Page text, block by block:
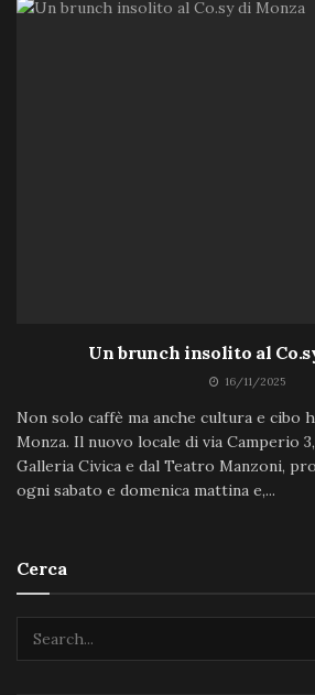
Un brunch insolito al
16/11/2025
Non solo caffè ma anche cultura e cibo
Monza. Il nuovo locale di via Camperio
Galleria Civica e dal Teatro Manzoni,
ogni sabato e domenica mattina e,...
Cerca